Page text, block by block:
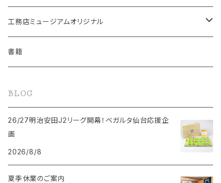
ベガルタこけし
手ぬぐい
工務店ミュージアムオリジナル
こけし
書籍
BLOG
26/27明治安田J2リーグ開幕！ベガルタ仙台応援企
画
2026/8/8
夏季休業のご案内